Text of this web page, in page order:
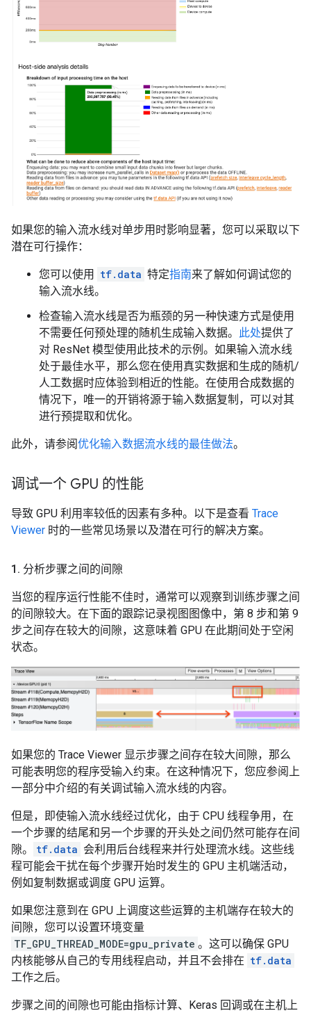
如果您的输入流水线对单步用时影响显著，您可以采取以下
潜在可行操作：
您可以使用 tf.data 特定指南来了解如何调试您的
输入流水线。
检查输入流水线是否为瓶颈的另一种快速方式是使用
不需要任何预处理的随机生成输入数据。
此处提供了
对 ResNet 模型使用此技术的示例。如果输入流水线
处于最佳水平，那么您在使用真实数据和生成的随机/
人工数据时应体验到相近的性能。在使用合成数据的
情况下，唯一的开销将源于输入数据复制，可以对其
进行预提取和优化。
此外，请参阅优化输入数据流水线的最佳做法。
调试一个 GPU 的性能
导致 GPU 利用率较低的因素有多种。以下是查看 Trace
Viewer 时的一些常见场景以及潜在可行的解决方案。
1 . 分析步骤之间的间隙
当您的程序运行性能不佳时，通常可以观察到训练步骤之间
的间隙较大。在下面的跟踪记录视图图像中，第 8 步和第 9
步之间存在较大的间隙，这意味着 GPU 在此期间处于空闲
状态。
如果您的 Trace Viewer 显示步骤之间存在较大间隙，那么
可能表明您的程序受输入约束。在这种情况下，您应参阅上
一部分中介绍的有关调试输入流水线的内容。
但是，即使输入流水线经过优化，由于 CPU 线程争用，在
一个步骤的结尾和另一个步骤的开头处之间仍然可能存在间
隙。
tf.data 会利用后台线程来并行处理流水线。这些线
程可能会干扰在每个步骤开始时发生的 GPU 主机端活动，
例如复制数据或调度 GPU 运算。
如果您注意到在 GPU 上调度这些运算的主机端存在较大的
间隙，您可以设置环境变量
TF_GPU_THREAD_MODE=gpu_private 。这可以确保 GPU
内核能够从自己的专用线程启动，并且不会排在 tf.data
工作之后。
步骤之间的间隙也可能由指标计算、Keras 回调或在主机上